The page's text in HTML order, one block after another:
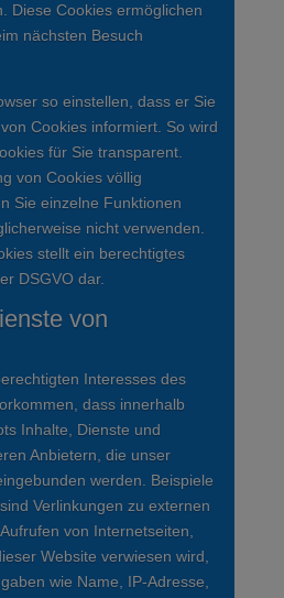
Diese Cookies ermöglichen
nächsten Besuch
so einstellen, dass er Sie
Cookies informiert. So wird
für Sie transparent.
von Cookies völlig
Sie einzelne Funktionen
nicht verwenden.
stellt ein berechtigtes
DSGVO dar.
von
Interesses des
dass innerhalb
Inhalte, Dienste und
Anbietern, die unser
werden. Beispiele
Verlinkungen zu externen
von Internetseiten,
Website verwiesen wird,
wie Name, IP-Adresse,